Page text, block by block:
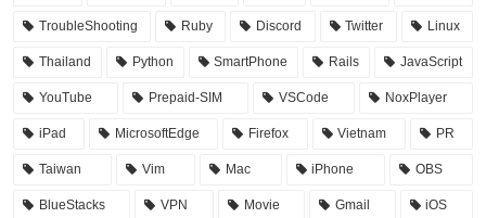
TroubleShooting Ruby Discord Twitter Linux
Thailand Python SmartPhone Rails JavaScript
YouTube Prepaid-SIM VSCode NoxPlayer
iPad MicrosoftEdge Firefox Vietnam PR
Taiwan Vim Mac iPhone OBS
BlueStacks VPN Movie Gmail iOS